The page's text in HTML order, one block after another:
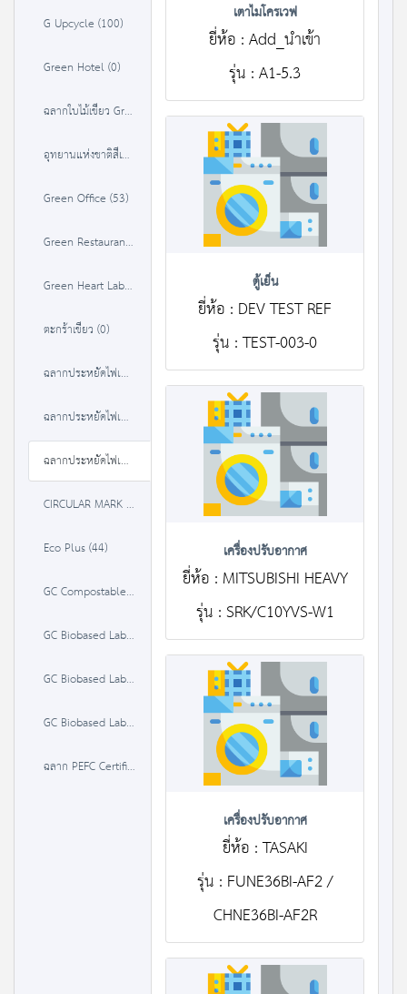
G Upcycle (100)
Green Hotel (0)
ฉลากใบไม้เขียว Green Leaf (0)
อุทยานแห่งชาติสีเขียว (37)
Green Office (53)
Green Restaurant (35)
Green Heart Label (36)
ตะกร้าเขียว (0)
ฉลากประหยัดไฟเบอร์ 5 (1 ดาว) (380)
ฉลากประหยัดไฟเบอร์ 5 (2 ดาว) (383)
ฉลากประหยัดไฟเบอร์ 5 (3 ดาว) (490)
CIRCULAR MARK (3)
Eco Plus (44)
GC Compostable Label (0)
GC Biobased Label 20-50% (0)
GC Biobased Label 50-85 % (0)
GC Biobased Label >85% (0)
ฉลาก PEFC Certified Material (0)
เตาไมโครเวฟ
ยี่ห้อ : Add_นำเข้า
รุ่น : A1-5.3
ตู้เย็น
ยี่ห้อ : DEV TEST REF
รุ่น : TEST-003-0
เครื่องปรับอากาศ
ยี่ห้อ : MITSUBISHI HEAVY
รุ่น : SRK/C10YVS-W1
เครื่องปรับอากาศ
ยี่ห้อ : TASAKI
รุ่น : FUNE36BI-AF2 /
CHNE36BI-AF2R